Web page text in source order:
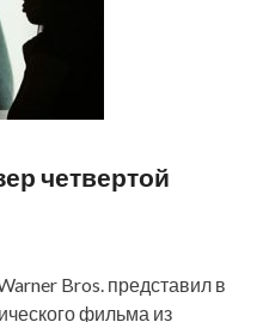
четвертой
Bros. представил в
фильма из